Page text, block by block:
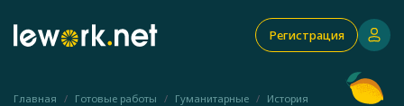
Регистрация
Главная Готовые работы Гуманитарные
История